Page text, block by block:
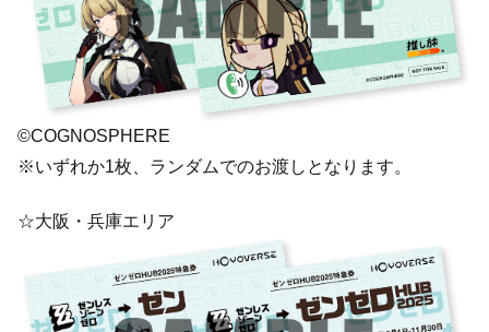
©COGNOSPHERE
※いずれか1枚、ランダムでのお渡しとなります。
☆大阪・兵庫エリア